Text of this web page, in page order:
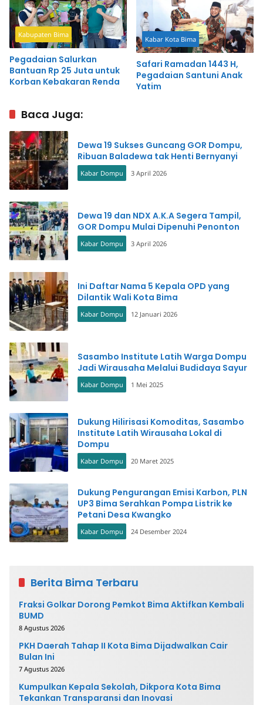
Kabupaten Bima
Pegadaian Salurkan
Bantuan Rp 25 Juta untuk
Korban Kebakaran Renda
Kabar Kota Bima
Safari Ramadan 1443 H,
Pegadaian Santuni Anak
Yatim
Baca Juga:
Dewa 19 Sukses Guncang GOR Dompu,
Ribuan Baladewa tak Henti Bernyanyi
Kabar Dompu 3 April 2026
Dewa 19 dan NDX A.K.A Segera Tampil,
GOR Dompu Mulai Dipenuhi Penonton
Kabar Dompu 3 April 2026
Ini Daftar Nama 5 Kepala OPD yang
Dilantik Wali Kota Bima
Kabar Dompu 12 Januari 2026
Sasambo Institute Latih Warga Dompu
Jadi Wirausaha Melalui Budidaya Sayur
Kabar Dompu 1 Mei 2025
Dukung Hilirisasi Komoditas, Sasambo
Institute Latih Wirausaha Lokal di
Dompu
Kabar Dompu 20 Maret 2025
Dukung Pengurangan Emisi Karbon, PLN
UP3 Bima Serahkan Pompa Listrik ke
Petani Desa Kwangko
Kabar Dompu 24 Desember 2024
Berita Bima Terbaru
Fraksi Golkar Dorong Pemkot Bima Aktifkan Kembali
BUMD
8 Agustus 2026
PKH Daerah Tahap II Kota Bima Dijadwalkan Cair
Bulan Ini
7 Agustus 2026
Kumpulkan Kepala Sekolah, Dikpora Kota Bima
Tekankan Transparansi dan Inovasi